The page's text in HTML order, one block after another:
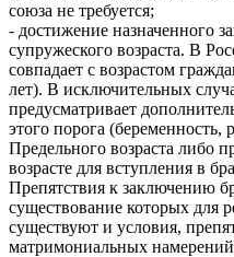
союза не требуется;
- достижение назначенного
супружеского возраста. В
совпадает с возрастом
лет). В исключительных
предусматривает
этого порога (беременность,
Предельного возраста либо
возрасте для вступления в
Препятствия к заключению
существование которых для
существуют и условия,
матримониальных